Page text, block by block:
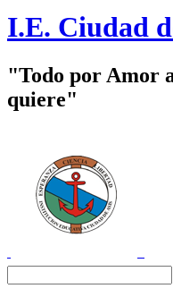
I.E. Ciudad
"Todo por Amor
quiere"